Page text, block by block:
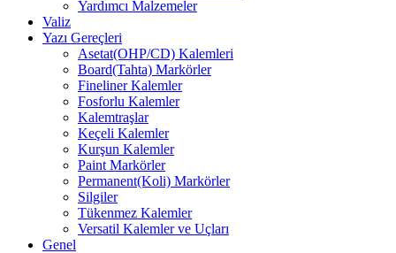
Yardımcı Malzemeler
Valiz
Yazı Gereçleri
Asetat(OHP/CD) Kalemleri
Board(Tahta) Markörler
Fineliner Kalemler
Fosforlu Kalemler
Kalemtraşlar
Keçeli Kalemler
Kurşun Kalemler
Paint Markörler
Permanent(Koli) Markörler
Silgiler
Tükenmez Kalemler
Versatil Kalemler ve Uçları
Genel